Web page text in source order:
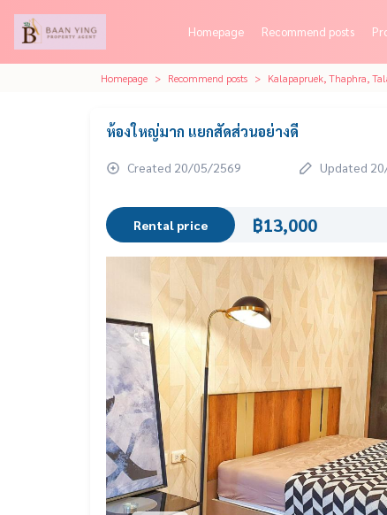
Homepage Recommend posts
Homepage Recommend posts Kalapapruek, Thaphra,
ห้องใหญ่มาก แยกสัดส่วนอย่างดี
Created 20/05/2569 Updated
Rental price ฿13,000